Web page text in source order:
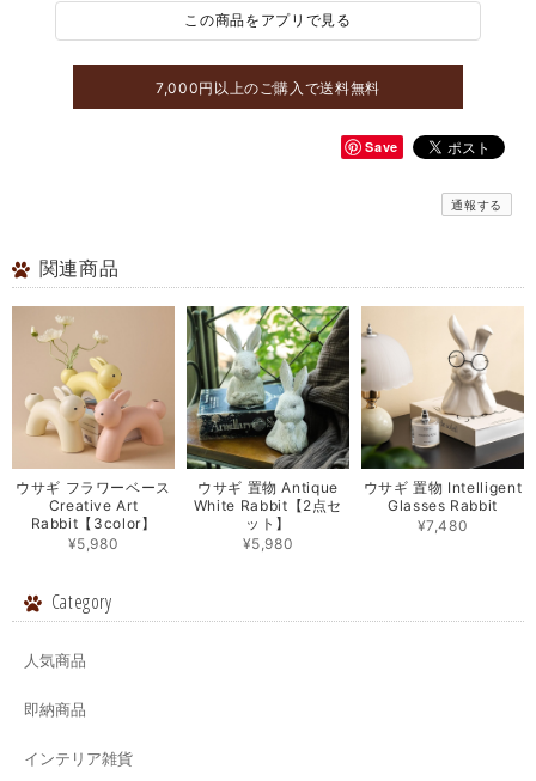
この商品をアプリで見る
7,000円以上のご購入で送料無料
Save
通報する
関連商品
ウサギ フラワーベース
Creative Art
Rabbit【3color】
¥5,980
ウサギ 置物 Antique
White Rabbit【2点セ
ット】
¥5,980
ウサギ 置物 Intelligent
Glasses Rabbit
¥7,480
Category
人気商品
即納商品
インテリア雑貨